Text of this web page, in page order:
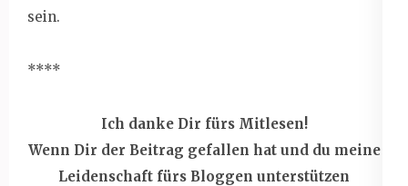
sein.
****
Ich danke Dir fürs Mitlesen!
Wenn Dir der Beitrag gefallen hat und du meine
Leidenschaft fürs Bloggen unterstützen